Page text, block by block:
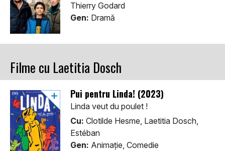
Thierry Godard
Gen: Dramă
Filme cu Laetitia Dosch
Pui pentru Linda! (2023)
Linda veut du poulet !
Cu: Clotilde Hesme, Laetitia Dosch,
Estéban
Gen: Animaţie, Comedie